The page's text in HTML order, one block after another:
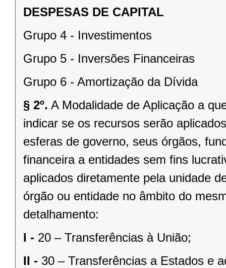
DESPESAS DE CAPITAL
Grupo 4 - Investimentos
Grupo 5 - Inversões Financeiras
Grupo 6 - Amortização da Dívida
§ 2º. A Modalidade de Aplicação a
indicar se os recursos serão
esferas de governo, seus órgãos,
financeira a entidades sem fins
aplicados diretamente pela unidade
órgão ou entidade no âmbito do
detalhamento:
I - 20 – Transferências à União;
II - 30 – Transferências a Estados e